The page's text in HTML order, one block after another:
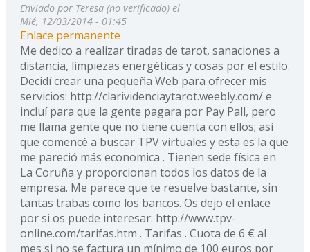
Enviado por Teresa (no verificado)el
Mié, 12/03/2014 - 01:45
Enlace permanente
Me dedico a realizar tiradas de tarot, sanaciones a
distancia, limpiezas energéticas y cosas por el estilo.
Decidí crear una pequeña Web para ofrecer mis
servicios: http://clarividenciaytarot.weebly.com/ e
incluí para que la gente pagara por Pay Pall, pero
me llama gente que no tiene cuenta con ellos; así
que comencé a buscar TPV virtuales y esta es la que
me pareció más economica . Tienen sede física en
La Coruña y proporcionan todos los datos de la
empresa. Me parece que te resuelve bastante, sin
tantas trabas como los bancos. Os dejo el enlace
por si os puede interesar: http://www.tpv-
online.com/tarifas.htm . Tarifas . Cuota de 6 € al
mes si no se factura un mínimo de 100 euros por